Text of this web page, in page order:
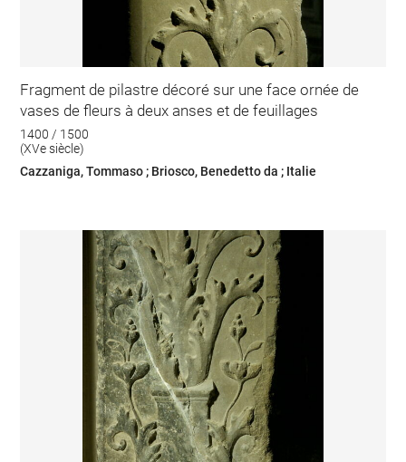
Fragment de pilastre décoré sur une face ornée de
vases de fleurs à deux anses et de feuillages
1400 / 1500
(XVe siècle)
Cazzaniga, Tommaso ; Briosco, Benedetto da ; Italie